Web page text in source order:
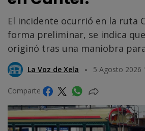
El incidente ocurrió en la ruta
forma preliminar, se indica
originó tras una maniobra
La Voz de Xela 5 Agosto 2026
Comparte